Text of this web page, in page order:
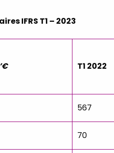
IFRS T1 – 2023
T1 2022
567
70